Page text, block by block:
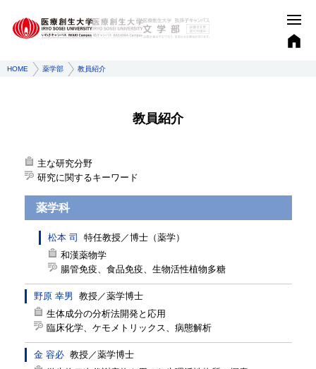
HOME 薬学部 教員紹介
教員紹介
主な研究分野
研究に関するキーワード
薬学科
松本 司 特任教授／博士（薬学）
和漢薬物学
腸管免疫、食品免疫、生物活性植物多糖
野原 幸男 教授／薬学博士
生体成分の分析法開発と応用
臨床化学、ケモメトリックス、病態解析
金 容必 教授／薬学博士